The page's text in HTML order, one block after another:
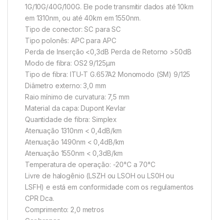
1G/10G/40G/100G. Ele pode transmitir dados até 10km
em 1310nm, ou até 40km em 1550nm.
Tipo de conector: SC para SC
Tipo polonês: APC para APC
Perda de Inserção <0,3dB Perda de Retorno >50dB
Modo de fibra: OS2 9/125µm
Tipo de fibra: ITU-T G.657A2 Monomodo (SM) 9/125
Diâmetro externo: 3,0 mm
Raio mínimo de curvatura: 7,5 mm
Material da capa: Dupont Kevlar
Quantidade de fibra: Simplex
Atenuação 1310nm < 0,4dB/km
Atenuação 1490nm < 0,4dB/km
Atenuação 1550nm < 0,3dB/km
Temperatura de operação: -20°C a 70°C
Livre de halogênio (LSZH ou LSOH ou LS0H ou
LSFH) e está em conformidade com os regulamentos
CPR Dca.
Comprimento: 2,0 metros